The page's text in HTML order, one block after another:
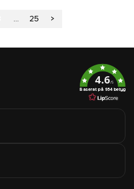
... 25 >
4.6/5
Baserat på 954 betyg